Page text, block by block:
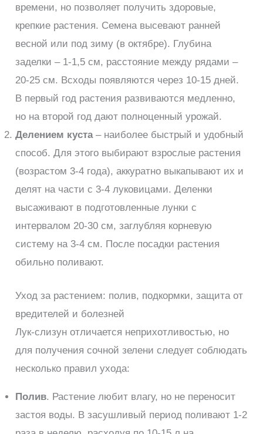
времени, но позволяет получить здоровые,
крепкие растения. Семена высевают ранней
весной или под зиму (в октябре). Глубина
заделки – 1-1,5 см, расстояние между рядами –
20-25 см. Всходы появляются через 10-15 дней.
В первый год растения развиваются медленно,
но на второй год дают полноценный урожай.
Делением куста– наиболее быстрый и удобный
способ. Для этого выбирают взрослые растения
(возрастом 3-4 года), аккуратно выкапывают их и
делят на части с 3-4 луковицами. Деленки
высаживают в подготовленные лунки с
интервалом 20-30 см, заглубляя корневую
систему на 3-4 см. После посадки растения
обильно поливают.
Уход за растением: полив, подкормки, защита от
вредителей и болезней
Лук-слизун отличается неприхотливостью, но
для получения сочной зелени следует соблюдать
несколько правил ухода:
Полив. Растение любит влагу, но не переносит
застоя воды. В засушливый период поливают 1-2